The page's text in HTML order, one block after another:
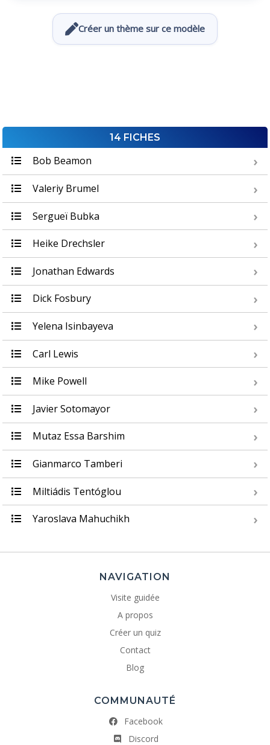
Créer un thème sur ce modèle
14 FICHES
Bob Beamon
Valeriy Brumel
Sergueï Bubka
Heike Drechsler
Jonathan Edwards
Dick Fosbury
Yelena Isinbayeva
Carl Lewis
Mike Powell
Javier Sotomayor
Mutaz Essa Barshim
Gianmarco Tamberi
Miltiádis Tentóglou
Yaroslava Mahuchikh
NAVIGATION
Visite guidée
A propos
Créer un quiz
Contact
Blog
COMMUNAUTÉ
Facebook
Discord